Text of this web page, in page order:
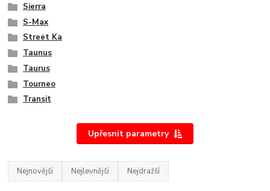
Sierra
S-Max
Street Ka
Taunus
Taurus
Tourneo
Transit
Upřesnit parametry
Nejnovější Nejlevnější Nejdražší